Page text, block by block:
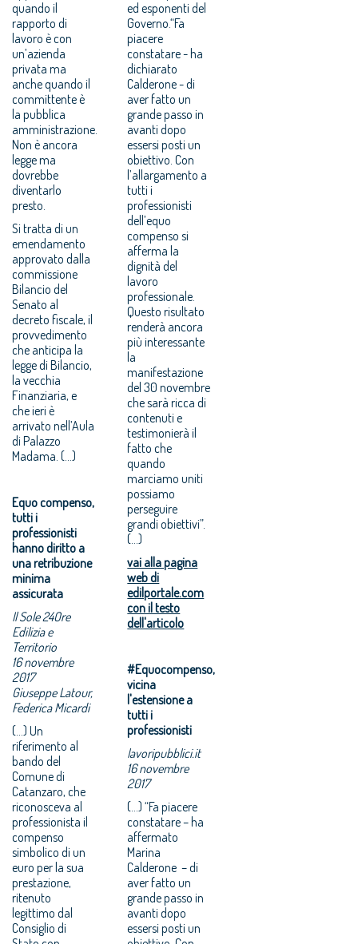
quando il
rapporto di
lavoro è con
un’azienda
privata ma
anche quando il
committente è
la pubblica
amministrazione.
Non è ancora
legge ma
dovrebbe
diventarlo
presto.
Si tratta di un
emendamento
approvato dalla
commissione
Bilancio del
Senato al
decreto fiscale, il
provvedimento
che anticipa la
legge di Bilancio,
la vecchia
Finanziaria, e
che ieri è
arrivato nell’Aula
di Palazzo
Madama. (...)
Equo compenso,
tutti i
professionisti
hanno diritto a
una retribuzione
minima
assicurata
Il Sole 24Ore
Edilizia e
Territorio
16 novembre
2017
Giuseppe Latour,
Federica Micardi
(...) Un
riferimento al
bando del
Comune di
Catanzaro, che
riconosceva al
professionista il
compenso
simbolico di un
euro per la sua
prestazione,
ritenuto
legittimo dal
Consiglio di
ed esponenti del
Governo.“Fa
piacere
constatare - ha
dichiarato
Calderone - di
aver fatto un
grande passo in
avanti dopo
essersi posti un
obiettivo. Con
l’allargamento a
tutti i
professionisti
dell’equo
compenso si
afferma la
dignità del
lavoro
professionale.
Questo risultato
renderà ancora
più interessante
la
manifestazione
del 30 novembre
che sarà ricca di
contenuti e
testimonierà il
fatto che
quando
marciamo uniti
possiamo
perseguire
grandi obiettivi”.
(...)
vai alla pagina
web di
edilportale.com
con il testo
dell'articolo
#Equocompenso,
vicina
l'estensione a
tutti i
professionisti
lavoripubblici.it
16 novembre
2017
(...) “Fa piacere
constatare – ha
affermato
Marina
Calderone – di
aver fatto un
grande passo in
avanti dopo
essersi posti un